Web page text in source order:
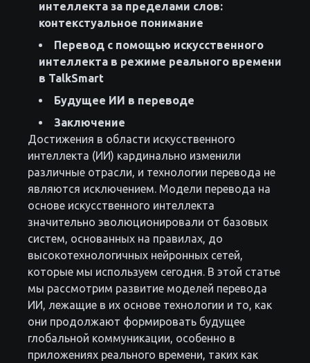
интеллекта за пределами слов:
контекстуальное понимание
Перевод с помощью искусственного
интеллекта в режиме реального времени
в TalkSmart
Будущее ИИ в переводе
Заключение
Достижения в области искусственного
интеллекта (ИИ) кардинально изменили
различные отрасли, и технологии перевода не
являются исключением. Модели перевода на
основе искусственного интеллекта
значительно эволюционировали от базовых
систем, основанных на правилах, до
высокотехнологичных нейронных сетей,
которые мы используем сегодня. В этой статье
мы рассмотрим развитие моделей перевода
ИИ, лежащие в их основе технологии и то, как
они продолжают формировать будущее
глобальной коммуникации, особенно в
приложениях реального времени, таких как